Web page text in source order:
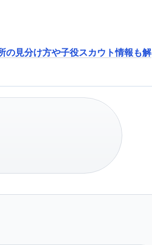
の見分け方や子役スカウト情報も解